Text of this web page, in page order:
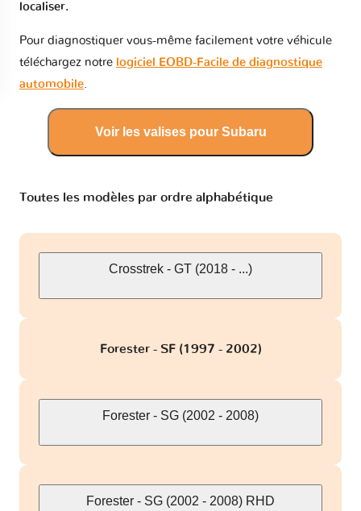
localiser.
Pour diagnostiquer vous-même facilement votre véhicule
téléchargez notre logiciel EOBD-Facile de diagnostique
automobile.
Voir les valises pour Subaru
Toutes les modèles par ordre alphabétique
Crosstrek - GT (2018 - ...)
Forester - SF (1997 - 2002)
Forester - SG (2002 - 2008)
Forester - SG (2002 - 2008) RHD